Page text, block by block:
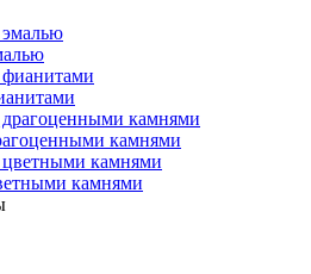
камнями
камнями